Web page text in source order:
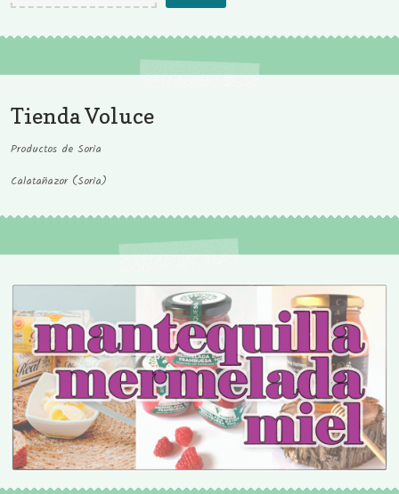
Tienda Voluce
Productos de Soria
Calatañazor (Soria)